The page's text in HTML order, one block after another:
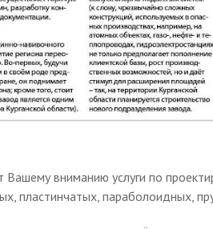
вниманию услуги по
пластинчатых, параболоидных,